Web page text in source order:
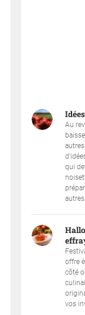
Au
qui
offre
côté
vos